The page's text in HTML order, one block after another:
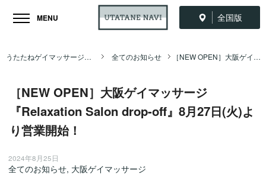
全国版
MENU
うたたねゲイマッサージ全国ナビ TOP 全てのお知らせ ［NEW OPEN］大阪ゲイマッサージ『Relaxation Salon drop-off』8月27日(火)より営業開始！
［NEW OPEN］大阪ゲイマッサージ
『Relaxation Salon drop-off』8月27日(火)よ
り営業開始！
2024年8月25日
全てのお知らせ, 大阪ゲイマッサージ